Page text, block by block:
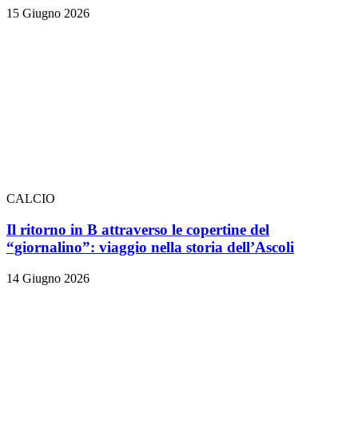
15 Giugno 2026
CALCIO
Il ritorno in B attraverso le copertine del
“giornalino”: viaggio nella storia dell’Ascoli
14 Giugno 2026